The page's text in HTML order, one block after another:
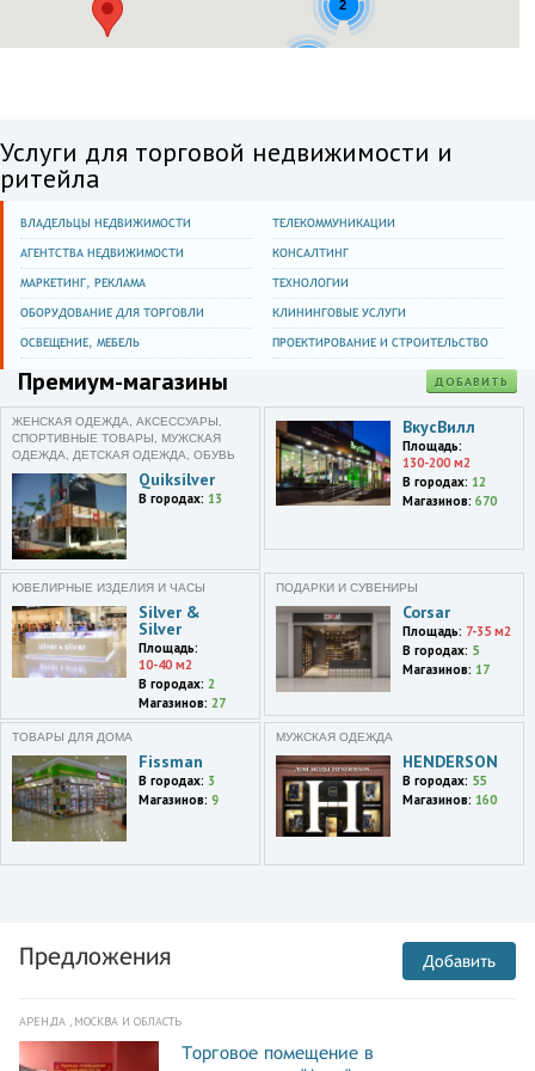
Москва
Дмитровское шоссе, д. 89.
XL
Москва
ул. Тайнинская,9
Москва
шоссе Энтузиастов,54,стр. 4
Москва
ул. Покрышкина,4
Мичуринский проспект,
Олимпийская деревня, д.3,
корп.1.
Фестиваль
Москва
ул. Мичуринский
проспект,Олимпийская
деревня,3,корп.1,ТРЦ
Фестиваль
Москва
Дмитровское ш.,163а,ТЦ Рио
Москва и область
Проектируемый проезд
5396, д. 15
Парк Хаус Братеево (Молл
Гэллери)
Москва
ул. 9-я Парковая,62,ТЦ
Бесединское шоссе,вл15,ТРЦ
Реал-1
41 км МКАД
Мега Теплый Стан
2
Услуги для торговой недвижимости и
ритейла
ВЛАДЕЛЬЦЫ НЕДВИЖИМОСТИ ТЕЛЕКОММУНИКАЦИИ
АГЕНТСТВА НЕДВИЖИМОСТИ КОНСАЛТИНГ
МАРКЕТИНГ, РЕКЛАМА ТЕХНОЛОГИИ
ОБОРУДОВАНИЕ ДЛЯ ТОРГОВЛИ КЛИНИНГОВЫЕ УСЛУГИ
ОСВЕЩЕНИЕ, МЕБЕЛЬ ПРОЕКТИРОВАНИЕ И СТРОИТЕЛЬСТВО
ДОБАВИТЬ
Премиум-магазины
ЖЕНСКАЯ ОДЕЖДА, АКСЕССУАРЫ,
СПОРТИВНЫЕ ТОВАРЫ, МУЖСКАЯ
ОДЕЖДА, ДЕТСКАЯ ОДЕЖДА, ОБУВЬ
Quiksilver
В городах: 13
ВкусВилл
Площадь:
130-200 м2
В городах: 12
Магазинов: 670
ЮВЕЛИРНЫЕ ИЗДЕЛИЯ И ЧАСЫ
Silver &
Silver
Площадь:
10-40 м2
В городах: 2
Магазинов: 27
ПОДАРКИ И СУВЕНИРЫ
Corsar
Площадь: 7-35 м2
В городах: 5
Магазинов: 17
ТОВАРЫ ДЛЯ ДОМА
Fissman
В городах: 3
Магазинов: 9
МУЖСКАЯ ОДЕЖДА
HENDERSON
В городах: 55
Магазинов: 160
Предложения Добавить
АРЕНДА , МОСКВА И ОБЛАСТЬ
Торговое помещение в